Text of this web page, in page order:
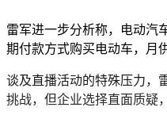
雷军进一步分析称，电动汽
期付款方式购买电动车，月
谈及直播活动的特殊压力，
挑战，但企业选择直面质疑